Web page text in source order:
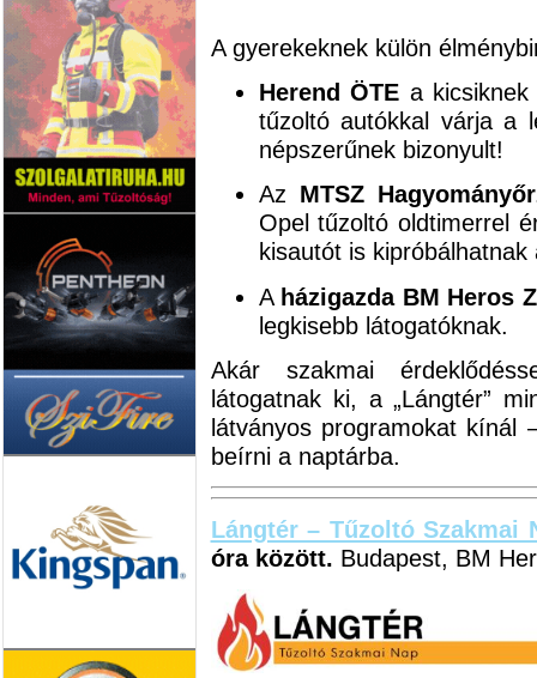
A gyerekeknek külön
Herend ÖTE a
tűzoltó autókkal várja a
népszerűnek bizonyult!
Az MTSZ
Opel tűzoltó oldtimerrel
kisautót is kipróbálhatnak
A házigazda BM Heros
legkisebb látogatóknak.
Akár szakmai
látogatnak ki, a „Lángtér”
látványos programokat kínál
beírni a naptárba.
Lángtér – Tűzoltó Szakmai
óra között. Budapest, BM